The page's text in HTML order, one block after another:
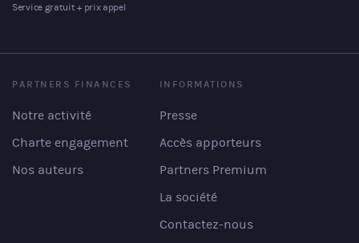
Service gratuit + prix appel
PARTNERS FINANCES
Notre activité
Charte engagement
Nos auteurs
INFORMATIONS
Presse
Accès apporteurs
Partners Premium
La société
Contactez-nous